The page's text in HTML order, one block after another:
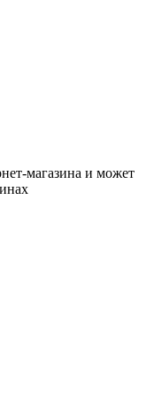
магазина и может